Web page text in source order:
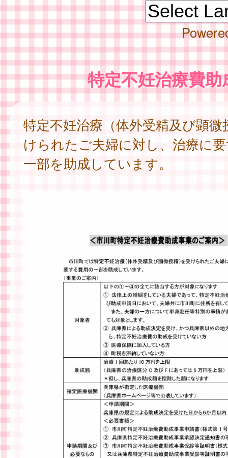
特定不妊治療費助
特定不妊治療（体外受精及び顕微
けられたご夫婦に対し、治療に
一部を助成しています。